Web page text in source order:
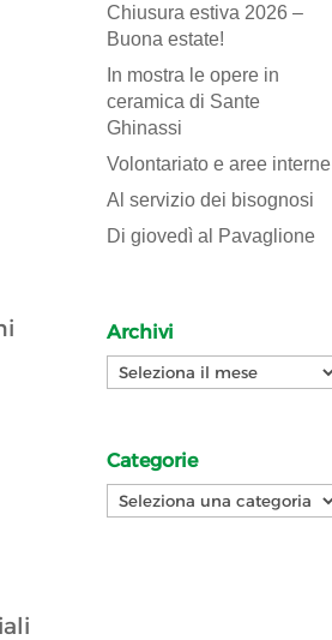
Chiusura estiva 2026 –
Buona estate!
In mostra le opere in
ceramica di Sante
Ghinassi
Volontariato e aree interne
Al servizio dei bisognosi
Di giovedì al Pavaglione
Archivi
Archivi
Categorie
Categorie